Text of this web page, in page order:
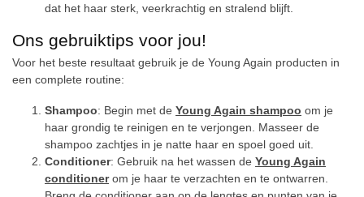
dat het haar sterk, veerkrachtig en stralend blijft.
Ons gebruiktips voor jou!
Voor het beste resultaat gebruik je de Young Again producten in
een complete routine:
Shampoo: Begin met de Young Again shampoo om je
haar grondig te reinigen en te verjongen. Masseer de
shampoo zachtjes in je natte haar en spoel goed uit.
Conditioner: Gebruik na het wassen de Young Again
conditionerom je haar te verzachten en te ontwarren.